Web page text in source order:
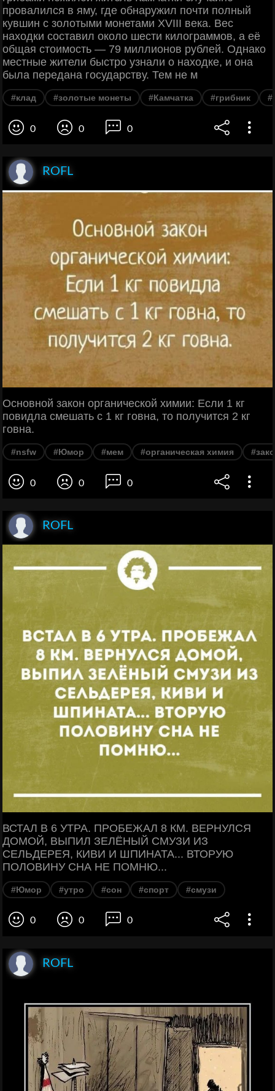
провалился в яму, где обнаружил почти полный
кувшин с золотыми монетами XVIII века. Вес
находки составил около шести килограммов, а её
общая стоимость — 79 миллионов рублей. Однако
местные жители быстро узнали о находке, и она
была передана государству. Тем не м
#клад #золотые монеты #Камчатка #грибник
0 0 0
ROFL
Основной закон органической химии: Если 1 кг
повидла смешать с 1 кг говна, то получится 2 кг
говна.
#nsfw #Юмор #мем #органическая химия
0 0 0
ROFL
ВСТАЛ В 6 УТРА. ПРОБЕЖАЛ 8 КМ. ВЕРНУЛСЯ
ДОМОЙ, ВЫПИЛ ЗЕЛЁНЫЙ СМУЗИ ИЗ
СЕЛЬДЕРЕЯ, КИВИ И ШПИНАТА... ВТОРУЮ
ПОЛОВИНУ СНА НЕ ПОМНЮ...
#Юмор #утро #сон #спорт #смузи
0 0 0
ROFL